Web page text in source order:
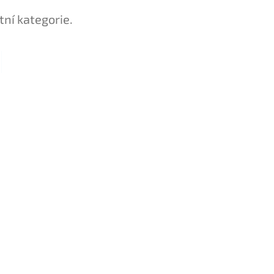
kategorie.